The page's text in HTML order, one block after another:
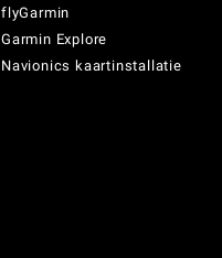
flyGarmin
Garmin Explore
Navionics kaartinstallatie